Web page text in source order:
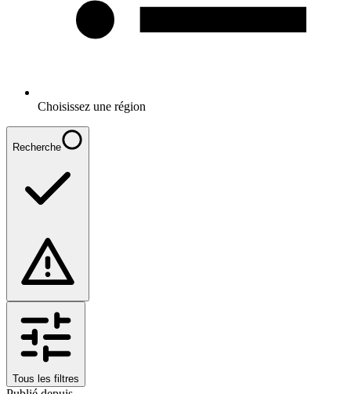
Choisissez une région
Recherche
Tous les filtres